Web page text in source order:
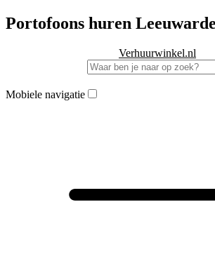
Portofoons huren
Verhuurwinkel.nl
Mobiele navigatie